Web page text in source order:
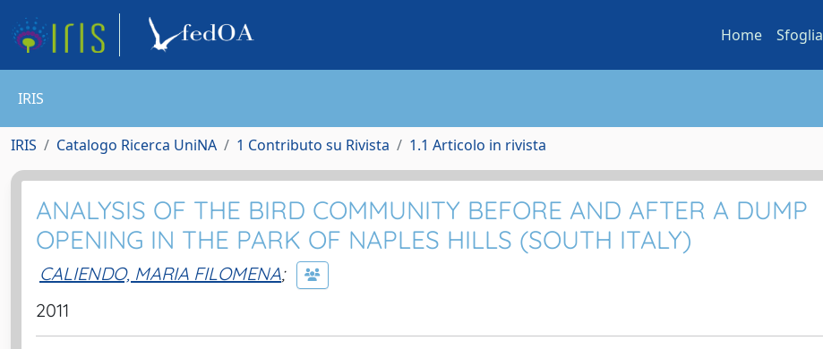
Home Sfoglia
IRIS
IRIS Catalogo Ricerca UniNA 1 Contributo su Rivista 1.1 Articolo in rivista
ANALYSIS OF THE BIRD COMMUNITY BEFORE AND AFTER A DUMP
OPENING IN THE PARK OF NAPLES HILLS (SOUTH ITALY)
CALIENDO, MARIA FILOMENA;
2011